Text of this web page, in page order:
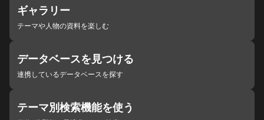
ギャラリー
テーマや人物の資料を楽しむ
データベースを見つける
連携しているデータベースを探す
テーマ別検索機能を使う